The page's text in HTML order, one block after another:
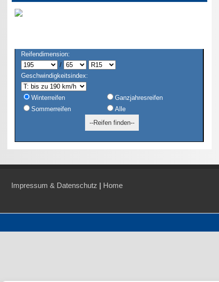
Reifendimension:
/
Geschwindigkeitsindex:
Winterreifen
Ganzjahresreifen
Sommerreifen
Alle
Impressum & Datenschutz | Home